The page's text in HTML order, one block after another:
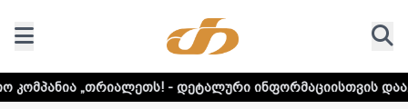
- დეტალური ინფორმაციისთვის დააკლიკეთ ლინკს